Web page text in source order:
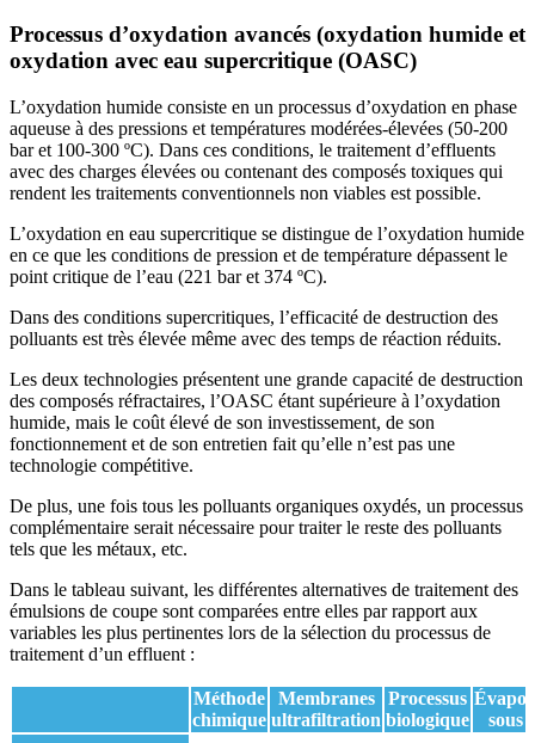
Processus d’oxydation avancés (oxydation humide et
oxydation avec eau supercritique (OASC)
L’oxydation humide consiste en un processus d’oxydation en phase
aqueuse à des pressions et températures modérées-élevées (50-200
bar et 100-300 ºC). Dans ces conditions, le traitement d’effluents
avec des charges élevées ou contenant des composés toxiques qui
rendent les traitements conventionnels non viables est possible.
L’oxydation en eau supercritique se distingue de l’oxydation humide
en ce que les conditions de pression et de température dépassent le
point critique de l’eau (221 bar et 374 ºC).
Dans des conditions supercritiques, l’efficacité de destruction des
polluants est très élevée même avec des temps de réaction réduits.
Les deux technologies présentent une grande capacité de destruction
des composés réfractaires, l’OASC étant supérieure à l’oxydation
humide, mais le coût élevé de son investissement, de son
fonctionnement et de son entretien fait qu’elle n’est pas une
technologie compétitive.
De plus, une fois tous les polluants organiques oxydés, un processus
complémentaire serait nécessaire pour traiter le reste des polluants
tels que les métaux, etc.
Dans le tableau suivant, les différentes alternatives de traitement des
émulsions de coupe sont comparées entre elles par rapport aux
variables les plus pertinentes lors de la sélection du processus de
traitement d’un effluent :
Méthode
chimique
Membranes
ultrafiltration
Processus
biologique
sous